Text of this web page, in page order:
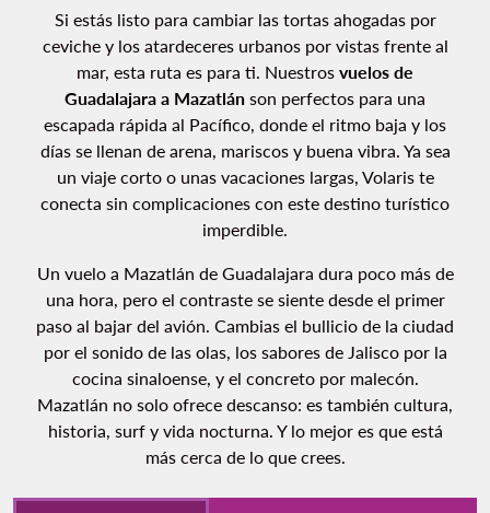
Si estás listo para cambiar las tortas ahogadas por
ceviche y los atardeceres urbanos por vistas frente al
mar, esta ruta es para ti. Nuestros vuelos de
Guadalajara a Mazatlán son perfectos para una
escapada rápida al Pacífico, donde el ritmo baja y los
días se llenan de arena, mariscos y buena vibra. Ya sea
un viaje corto o unas vacaciones largas, Volaris te
conecta sin complicaciones con este destino turístico
imperdible.
Un vuelo a Mazatlán de Guadalajara dura poco más de
una hora, pero el contraste se siente desde el primer
paso al bajar del avión. Cambias el bullicio de la ciudad
por el sonido de las olas, los sabores de Jalisco por la
cocina sinaloense, y el concreto por malecón.
Mazatlán no solo ofrece descanso: es también cultura,
historia, surf y vida nocturna. Y lo mejor es que está
más cerca de lo que crees.